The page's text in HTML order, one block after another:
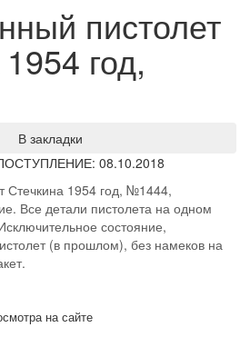
пистолет
год,
В закладки
08.10.2018
1954 год, №1444,
Все детали пистолета на одном
состояние,
(в прошлом), без намеков на
на сайте